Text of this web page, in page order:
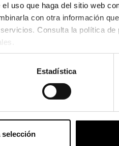
uso que haga del sitio web
con otra información
Estadística
selección
Polaroid Kids
POLAROID KIDS PLD 8019